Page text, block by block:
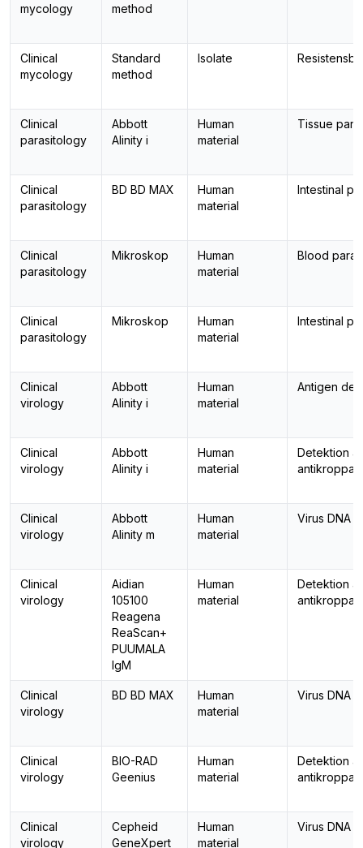
mycology
method
Clinical
mycology
Standard
method
Isolate
Clinical
parasitology
Abbott
Alinity i
Human
material
Tissue
Clinical
parasitology
BD BD MAX
Human
material
Intestinal
Clinical
parasitology
Mikroskop
Human
material
Blood
Clinical
parasitology
Mikroskop
Human
material
Intestinal
Clinical
virology
Abbott
Alinity i
Human
material
Antigen
Clinical
virology
Abbott
Alinity i
Human
material
Detektion
antikroppar
Clinical
virology
Abbott
Alinity m
Human
material
Virus DNA
Clinical
virology
Aidian
105100
Reagena
ReaScan+
PUUMALA
IgM
Human
material
Detektion
antikroppar
Clinical
virology
BD BD MAX
Human
material
Virus DNA
Clinical
virology
BIO-RAD
Geenius
Human
material
Detektion
antikroppar
Clinical
virology
Cepheid
GeneXpert
Human
material
Virus DNA